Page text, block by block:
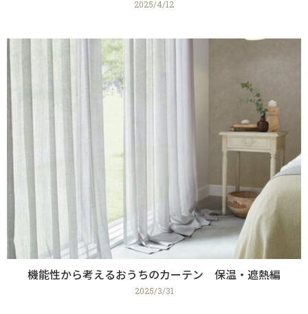
2025/4/12
機能性から考えるおうちのカーテン 保温・遮熱編
2025/3/31